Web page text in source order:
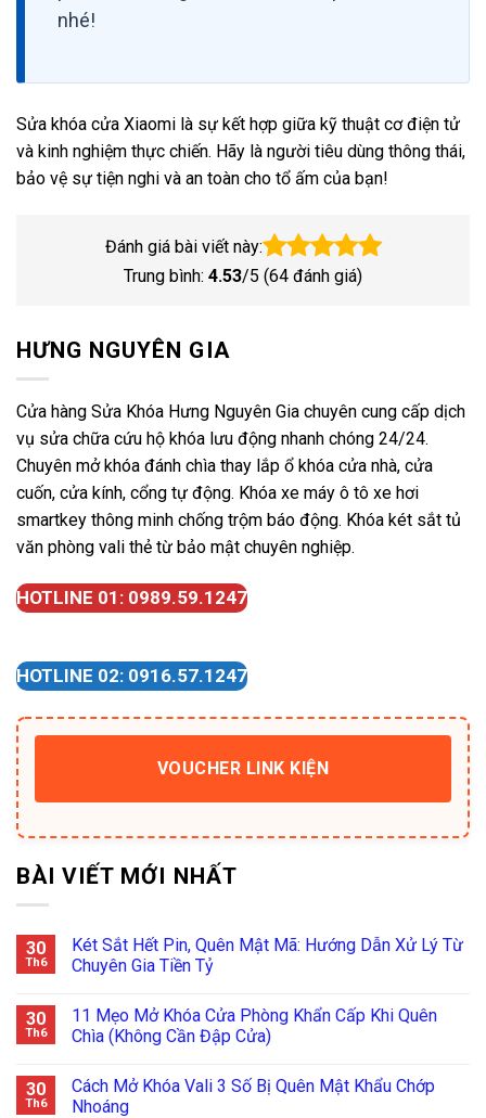
nhé!
Sửa khóa cửa Xiaomi là sự kết hợp giữa kỹ thuật cơ điện tử
và kinh nghiệm thực chiến. Hãy là người tiêu dùng thông thái,
bảo vệ sự tiện nghi và an toàn cho tổ ấm của bạn!
Đánh giá bài viết này:
Trung bình: 4.53/5 (64 đánh giá)
HƯNG NGUYÊN GIA
Cửa hàng Sửa Khóa Hưng Nguyên Gia chuyên cung cấp dịch
vụ sửa chữa cứu hộ khóa lưu động nhanh chóng 24/24.
Chuyên mở khóa đánh chìa thay lắp ổ khóa cửa nhà, cửa
cuốn, cửa kính, cổng tự động. Khóa xe máy ô tô xe hơi
smartkey thông minh chống trộm báo động. Khóa két sắt tủ
văn phòng vali thẻ từ bảo mật chuyên nghiệp.
HOTLINE 01: 0989.59.1247
HOTLINE 02: 0916.57.1247
VOUCHER LINK KIỆN
BÀI VIẾT MỚI NHẤT
30
Th6
Két Sắt Hết Pin, Quên Mật Mã: Hướng Dẫn Xử Lý Từ
Chuyên Gia Tiền Tỷ
30
Th6
11 Mẹo Mở Khóa Cửa Phòng Khẩn Cấp Khi Quên
Chìa (Không Cần Đập Cửa)
30
Th6
Cách Mở Khóa Vali 3 Số Bị Quên Mật Khẩu Chớp
Nhoáng